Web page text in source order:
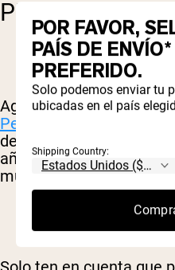
PRODUCTOS
Agregar un polvo de
Pea
de añadir más proteína
añade una cucharada a
muffins, pan o pancakes.
POR FAVOR,
PAÍS DE
PREFERIDO.
Solo podemos enviar tu
ubicadas en el país
Shipping Country: